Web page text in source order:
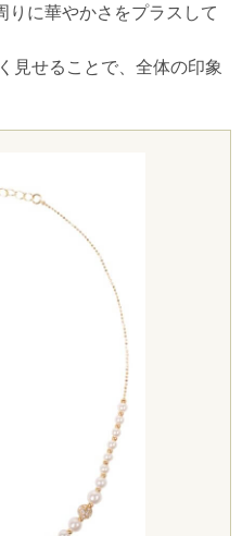
りに華やかさをプラスして
見せることで、全体の印象